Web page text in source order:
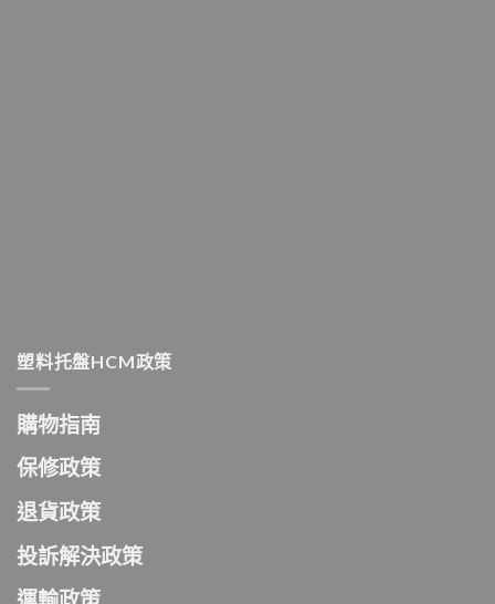
塑料托盤HCM政策
購物指南
保修政策
退貨政策
投訴解決政策